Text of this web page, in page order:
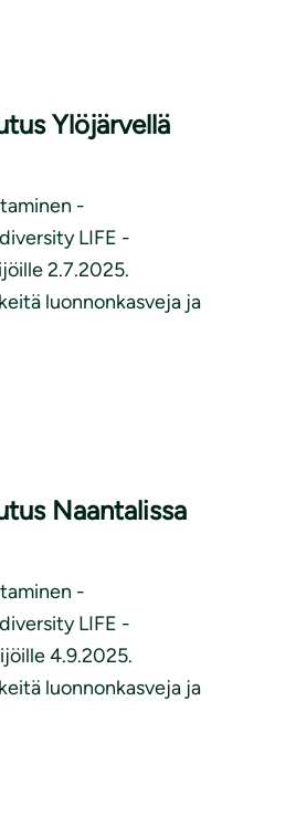
Ylöjärvellä
-
LIFE -
2.7.2025.
luonnonkasveja ja
Naantalissa
-
LIFE -
4.9.2025.
luonnonkasveja ja